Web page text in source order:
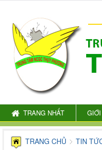
TRANG NHẤT
TRANG CHỦ TIN